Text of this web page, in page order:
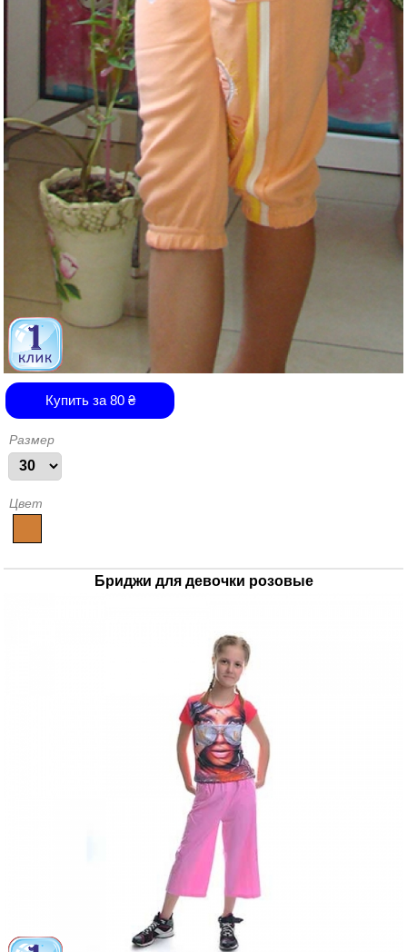
Купить за 80₴
Размер
Цвет
Бриджи для девочки розовые